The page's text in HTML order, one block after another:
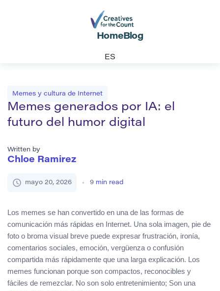
Home Blog
ES
Memes y cultura de Internet
Memes generados por IA: el
futuro del humor digital
Written by
Chloe Ramirez
mayo 20, 2026 9 min read
Los memes se han convertido en una de las formas de
comunicación más rápidas en Internet. Una sola imagen, pie de
foto o broma visual breve puede expresar frustración, ironía,
comentarios sociales, emoción, vergüenza o confusión
compartida más rápidamente que una larga explicación. Los
memes funcionan porque son compactos, reconocibles y
fáciles de remezclar. No son solo entretenimiento; Son una